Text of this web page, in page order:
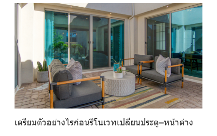
เตรียมตัวอย่างไรก่อนรีโนเวทเปลี่ยนประตู–หน้าต่าง